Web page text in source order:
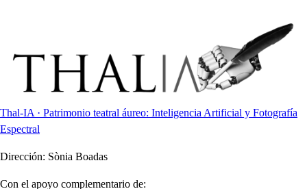
Thal-IA · Patrimonio teatral áureo: Inteligencia Artificial y Fotografía
Espectral
Dirección: Sònia Boadas
Con el apoyo complementario de: